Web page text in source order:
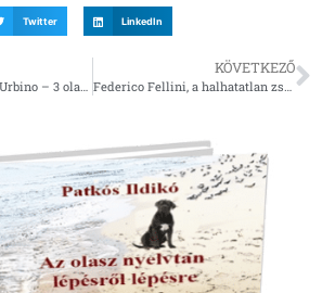
Twitter LinkedIn
Szicília, Molise és Urbino – 3 olasz büszkeség a New York Times 2020-as listáján
KÖVETKEZŐ
Federico Fellini, a halhatatlan zseni 106 éve született